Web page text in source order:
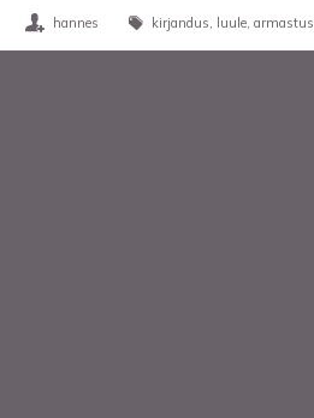
hannes kirjandus luule armastus